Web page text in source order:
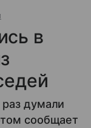
в
раз думали
сообщает